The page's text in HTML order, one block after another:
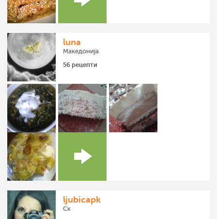
luna
Македонија
56 рецепти
ljubicapk
Ск